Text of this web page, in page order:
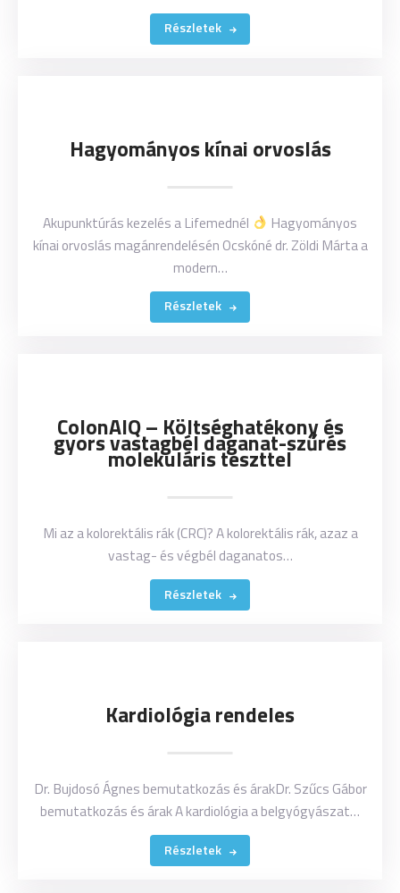
Részletek
Hagyományos kínai orvoslás
Akupunktúrás kezelés a Lifemednél
Hagyományos
kínai orvoslás magánrendelésén Ocskóné dr. Zöldi Márta a
modern…
Részletek
ColonAIQ – Költséghatékony és
gyors vastagbél daganat-szűrés
molekuláris teszttel
Mi az a kolorektális rák (CRC)? A kolorektális rák, azaz a
vastag- és végbél daganatos…
Részletek
Kardiológia rendeles
Dr. Bujdosó Ágnes bemutatkozás és árakDr. Szűcs Gábor
bemutatkozás és árak A kardiológia a belgyógyászat…
Részletek